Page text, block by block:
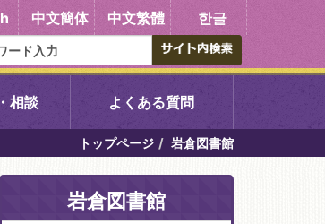
中文簡体 中文繁體 한글
醍醐中央図書館
東山図書館
相談 よくある質問
トップページ 岩倉図書館
岩倉図書館